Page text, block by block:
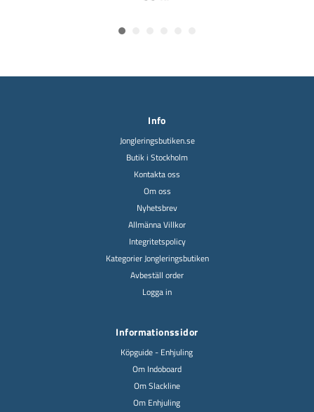
Info
Jongleringsbutiken.se
Butik i Stockholm
Kontakta oss
Om oss
Nyhetsbrev
Allmänna Villkor
Integritetspolicy
Kategorier Jongleringsbutiken
Avbeställ order
Logga in
Informationssidor
Köpguide - Enhjuling
Om Indoboard
Om Slackline
Om Enhjuling